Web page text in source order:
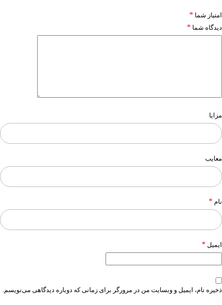
امتیاز شما *
دیدگاه شما *
مزایا
معایب
نام *
ایمیل *
ذخیره نام، ایمیل و وبسایت من در مرورگر برای زمانی که دوباره دیدگاهی می‌نویسم.